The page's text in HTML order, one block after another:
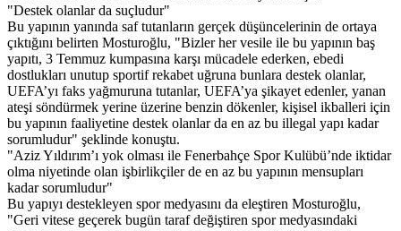
"Destek olanlar da suçludur"
Bu yapının yanında saf tutanların gerçek düşüncelerinin de ortaya
çıktığını belirten Mosturoğlu, "Bizler her vesile ile bu yapının baş
yapıtı, 3 Temmuz kumpasına karşı mücadele ederken, ebedi
dostlukları unutup sportif rekabet uğruna bunlara destek olanlar,
UEFA’yı faks yağmuruna tutanlar, UEFA’ya şikayet edenler, yanan
ateşi söndürmek yerine üzerine benzin dökenler, kişisel ikballeri için
bu yapının faaliyetine destek olanlar da en az bu illegal yapı kadar
sorumludur" şeklinde konuştu.
"Aziz Yıldırım’ı yok olması ile Fenerbahçe Spor Kulübü’nde iktidar
olma niyetinde olan işbirlikçiler de en az bu yapının mensupları
kadar sorumludur"
Bu yapıyı destekleyen spor medyasını da eleştiren Mosturoğlu,
"Geri vitese geçerek bugün taraf değiştiren spor medyasındaki